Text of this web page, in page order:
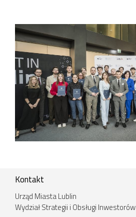
Kontakt
Urząd Miasta Lublin
Wydział Strategii i Obsługi Inwestorów